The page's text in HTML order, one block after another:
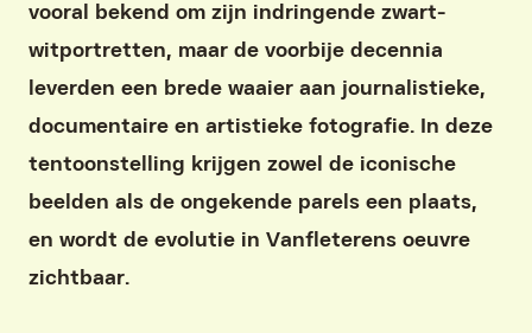
vooral bekend om zijn indringende zwart-
witportretten, maar de voorbije decennia
leverden een brede waaier aan journalistieke,
documentaire en artistieke fotografie. In deze
tentoonstelling krijgen zowel de iconische
beelden als de ongekende parels een plaats,
en wordt de evolutie in Vanfleterens oeuvre
zichtbaar.